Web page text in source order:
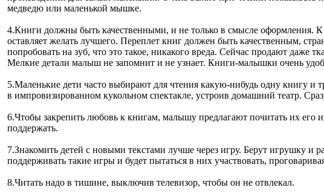
медведю или маленькой мышке.
4.Книги должны быть качественными, и не только в смысле оформления.
оставляет желать лучшего. Переплет книг должен быть качественным,
попробовать на зуб, что это такое, никакого вреда. Сейчас продают
Мелкие детали малыш не запомнит и не узнает. Книги-малышки очень
5.Маленькие дети часто выбирают для чтения какую-нибудь одну книгу и
в импровизированном кукольном спектакле, устроив домашний театр.
6.Чтобы закрепить любовь к книгам, малышу предлагают почитать их его
поддержать.
7.Знакомить детей с новыми текстами лучше через игру. Берут игрушку
поддерживать такие игры и будет пытаться в них участвовать,
8.Читать надо в тишине, выключив телевизор, чтобы он не отвлекал.